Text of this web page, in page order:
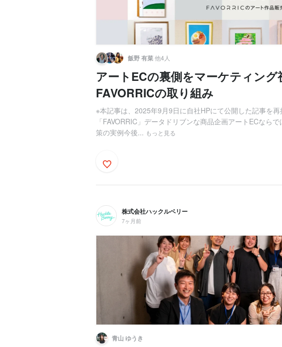
飯野 有菜他4人
アートECの裏側をマーケティン
FAVORRICの取り組み
※本記事は、2025年9月9日に自社HPにて公開した記事を
「FAVORRIC」データドリブンな商品企画アートECなら
策の実例今後... もっと見る
株式会社ハックルベリー
7ヶ月前
青山 ゆうき